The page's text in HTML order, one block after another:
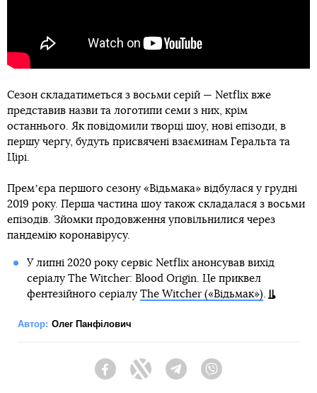
Сезон складатиметься з восьми серій — Netflix вже
представив назви та логотипи семи з них, крім
останнього. Як повідомили творці шоу, нові епізоди, в
першу чергу, будуть присвячені взаєминам Геральта та
Цірі.
Премʼєра першого сезону «Відьмака» відбулася у грудні
2019 року. Перша частина шоу також складалася з восьми
епізодів. Зйомки продовження уповільнилися через
пандемію коронавірусу.
У липні 2020 року сервіс Netflix анонсував вихід
серіалу The Witcher: Blood Origin. Це приквел
фентезійного серіалу The Witcher («Відьмак»).
Автор: Олег Панфілович
FacebookTwitter Telegram